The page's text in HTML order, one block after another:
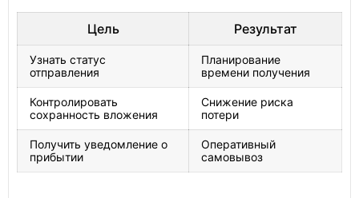
Цель Результат
Узнать статус
отправления
Планирование
времени получения
Контролировать
сохранность вложения
Снижение риска
потери
Получить уведомление о
прибытии
Оперативный
самовывоз